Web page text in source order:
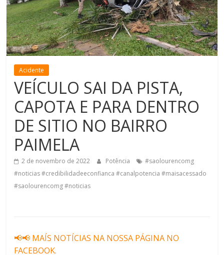
de
Minas
Acidente
VEÍCULO SAI DA PISTA,
CAPOTA E PARA DENTRO
DE SITIO NO BAIRRO
PAIMELA
2 de novembro de 2022 Potência
#saolourencomg
#noticias #credibilidadeeconfianca #canalpotencia #maisacessado
#saolourencomg #noticias
📢📢 MAÍS NOTÍCIAS NA NOSSA PÁGINA NO
FACEBOOK.